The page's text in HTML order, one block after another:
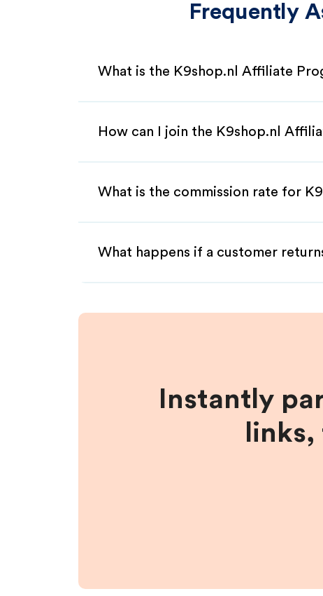
Frequently
What is the K9shop.nl Affiliate
How can I join the K9shop.nl
What is the commission rate for
What happens if a customer
Instantly